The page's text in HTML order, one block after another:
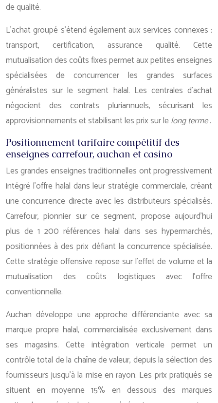
de qualité.
L’achat groupé s’étend également aux services connexes :
transport, certification, assurance qualité. Cette
mutualisation des coûts fixes permet aux petites enseignes
spécialisées de concurrencer les grandes surfaces
généralistes sur le segment halal. Les centrales d’achat
négocient des contrats pluriannuels, sécurisant les
approvisionnements et stabilisant les prix sur lelong terme.
Positionnement tarifaire compétitif des
enseignes carrefour, auchan et casino
Les grandes enseignes traditionnelles ont progressivement
intégré l’offre halal dans leur stratégie commerciale, créant
une concurrence directe avec les distributeurs spécialisés.
Carrefour, pionnier sur ce segment, propose aujourd’hui
plus de 1 200 références halal dans ses hypermarchés,
positionnées à des prix défiant la concurrence spécialisée.
Cette stratégie offensive repose sur l’effet de volume et la
mutualisation des coûts logistiques avec l’offre
conventionnelle.
Auchan développe une approche différenciante avec sa
marque propre halal, commercialisée exclusivement dans
ses magasins. Cette intégration verticale permet un
contrôle total de la chaîne de valeur, depuis la sélection des
fournisseurs jusqu’à la mise en rayon. Les prix pratiqués se
situent en moyenne 15% en dessous des marques